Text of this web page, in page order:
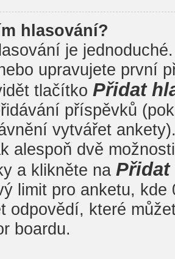
hlasování?
je
upravujete první
tlačítko Přidat
příspěvků
vytvářet
alespoň dvě
a klikněte na
limit pro anketu, kde
odpovědí, které
boardu.